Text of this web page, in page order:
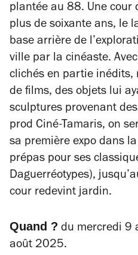
plantée au 88. Une
plus de soixante ans, le
base arrière de
ville par la cinéaste.
clichés en partie inédits,
de films, des objets lui
sculptures provenant
prod Ciné-Tamaris, on
sa première expo dans
prépas pour ses
Daguerréotypes),
cour redevint jardin.
Quand ? du mercredi 9
août 2025.